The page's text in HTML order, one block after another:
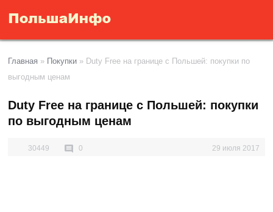
Главная » Покупки » Duty Free на границе с Польшей: покупки по
выгодным ценам
Duty Free на границе с Польшей: покупки
по выгодным ценам
30449 0 29 июля 2017